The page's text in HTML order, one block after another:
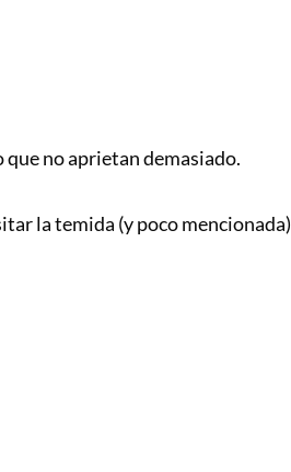
no aprietan demasiado.
la temida (y poco mencionada)